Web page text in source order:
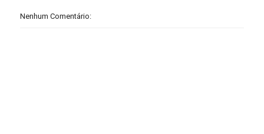
Nenhum Comentário: